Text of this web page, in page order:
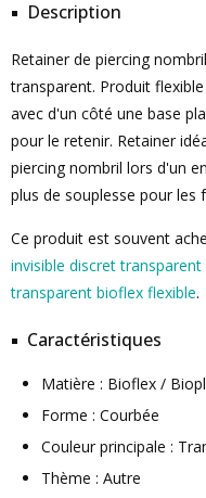
Description
Retainer de piercing
transparent. Produit
avec d'un côté une base
pour le retenir. Retainer
piercing nombril lors d'un
plus de souplesse pour les
Ce produit est souvent
invisible discret transparent
transparent bioflex flexible.
Caractéristiques
Matière : Bioflex /
Forme : Courbée
Couleur principale :
Thème : Autre